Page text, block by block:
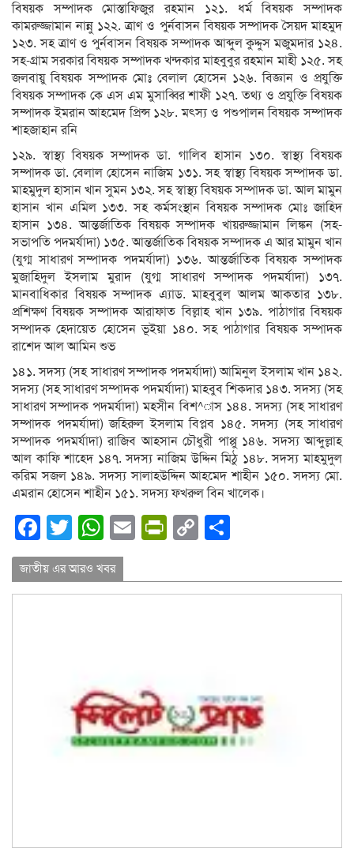
বিষয়ক সম্পাদক মোস্তাফিজুর রহমান ১২১. ধর্ম বিষয়ক সম্পাদক
কামরুজ্জামান নান্নু ১২২. ত্রাণ ও পুর্নবাসন বিষয়ক সম্পাদক সৈয়দ মাহমুদ
১২৩. সহ ত্রাণ ও পুর্নবাসন বিষয়ক সম্পাদক আব্দুল কুদ্দুস মজুমদার ১২৪.
সহ-গ্রাম সরকার বিষয়ক সম্পাদক খন্দকার মাহবুবুর রহমান মাহী ১২৫. সহ
জলবায়ু বিষয়ক সম্পাদক মোঃ বেলাল হোসেন ১২৬. বিজ্ঞান ও প্রযুক্তি
বিষয়ক সম্পাদক কে এস এম মুসাব্বির শাফী ১২৭. তথ্য ও প্রযুক্তি বিষয়ক
সম্পাদক ইমরান আহমেদ প্রিন্স ১২৮. মৎস্য ও পশুপালন বিষয়ক সম্পাদক
শাহজাহান রনি
১২৯. স্বাস্থ্য বিষয়ক সম্পাদক ডা. গালিব হাসান ১৩০. স্বাস্থ্য বিষয়ক
সম্পাদক ডা. বেলাল হোসেন নাজিম ১৩১. সহ স্বাস্থ্য বিষয়ক সম্পাদক ডা.
মাহমুদুল হাসান খান সুমন ১৩২. সহ স্বাস্থ্য বিষয়ক সম্পাদক ডা. আল মামুন
হাসান খান এমিল ১৩৩. সহ কর্মসংস্থান বিষয়ক সম্পাদক মোঃ জাহিদ
হাসান ১৩৪. আন্তর্জাতিক বিষয়ক সম্পাদক খায়রুজ্জামান লিঙ্কন (সহ-
সভাপতি পদমর্যাদা) ১৩৫. আন্তর্জাতিক বিষয়ক সম্পাদক এ আর মামুন খান
(যুগ্ম সাধারণ সম্পাদক পদমর্যাদা) ১৩৬. আন্তর্জাতিক বিষয়ক সম্পাদক
মুজাহিদুল ইসলাম মুরাদ (যুগ্ম সাধারণ সম্পাদক পদমর্যাদা) ১৩৭.
মানবাধিকার বিষয়ক সম্পাদক এ্যাড. মাহবুবুল আলম আকতার ১৩৮.
প্রশিক্ষণ বিষয়ক সম্পাদক আরাফাত বিল্লাহ খান ১৩৯. পাঠাগার বিষয়ক
সম্পাদক হেদায়েত হোসেন ভূইয়া ১৪০. সহ পাঠাগার বিষয়ক সম্পাদক
রাশেদ আল আমিন শুভ
১৪১. সদস্য (সহ সাধারণ সম্পাদক পদমর্যাদা) আমিনুল ইসলাম খান ১৪২.
সদস্য (সহ সাধারণ সম্পাদক পদমর্যাদা) মাহবুব শিকদার ১৪৩. সদস্য (সহ
সাধারণ সম্পাদক পদমর্যাদা) মহসীন বিশ^াস ১৪৪. সদস্য (সহ সাধারণ
সম্পাদক পদমর্যাদা) জহিরুল ইসলাম বিপ্লব ১৪৫. সদস্য (সহ সাধারণ
সম্পাদক পদমর্যাদা) রাজিব আহসান চৌধুরী পাপ্পু ১৪৬. সদস্য আব্দুল্লাহ
আল কাফি শাহেদ ১৪৭. সদস্য নাজিম উদ্দিন মিঠু ১৪৮. সদস্য মাহমুদুল
করিম সজল ১৪৯. সদস্য সালাহউদ্দিন আহমেদ শাহীন ১৫০. সদস্য মো.
এমরান হোসেন শাহীন ১৫১. সদস্য ফখরুল বিন খালেক।
Facebook
Twitter
WhatsApp
EmailPrintFriendly
Copy
জাতীয় এর আরও খবর